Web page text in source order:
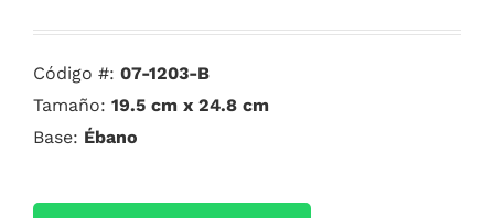
Código #: 07-1203-B
Tamaño: 19.5 cm x 24.8 cm
Base: Ébano